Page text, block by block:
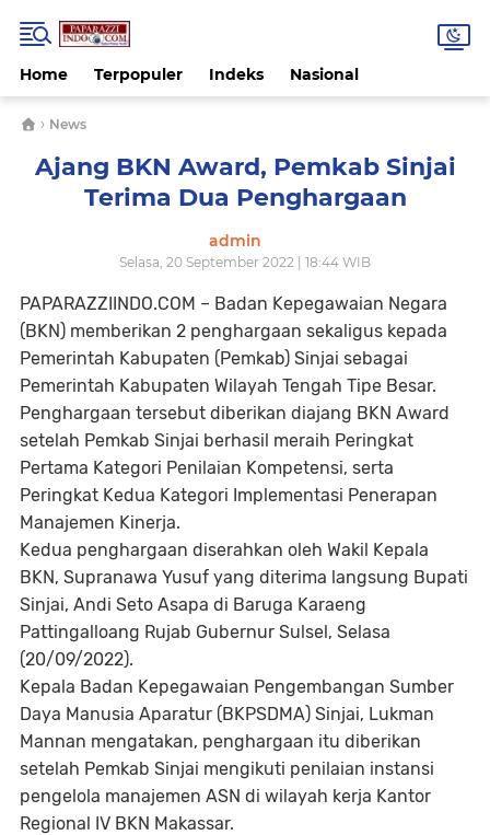
Home Terpopuler Indeks Nasional
› News
Ajang BKN Award, Pemkab Sinjai
Terima Dua Penghargaan
admin
Selasa, 20 September 2022 | 18:44 WIB
PAPARAZZIINDO.COM – Badan Kepegawaian Negara
(BKN) memberikan 2 penghargaan sekaligus kepada
Pemerintah Kabupaten (Pemkab) Sinjai sebagai
Pemerintah Kabupaten Wilayah Tengah Tipe Besar.
Penghargaan tersebut diberikan diajang BKN Award
setelah Pemkab Sinjai berhasil meraih Peringkat
Pertama Kategori Penilaian Kompetensi, serta
Peringkat Kedua Kategori Implementasi Penerapan
Manajemen Kinerja.
Kedua penghargaan diserahkan oleh Wakil Kepala
BKN, Supranawa Yusuf yang diterima langsung Bupati
Sinjai, Andi Seto Asapa di Baruga Karaeng
Pattingalloang Rujab Gubernur Sulsel, Selasa
(20/09/2022).
Kepala Badan Kepegawaian Pengembangan Sumber
Daya Manusia Aparatur (BKPSDMA) Sinjai, Lukman
Mannan mengatakan, penghargaan itu diberikan
setelah Pemkab Sinjai mengikuti penilaian instansi
pengelola manajemen ASN di wilayah kerja Kantor
Regional IV BKN Makassar.